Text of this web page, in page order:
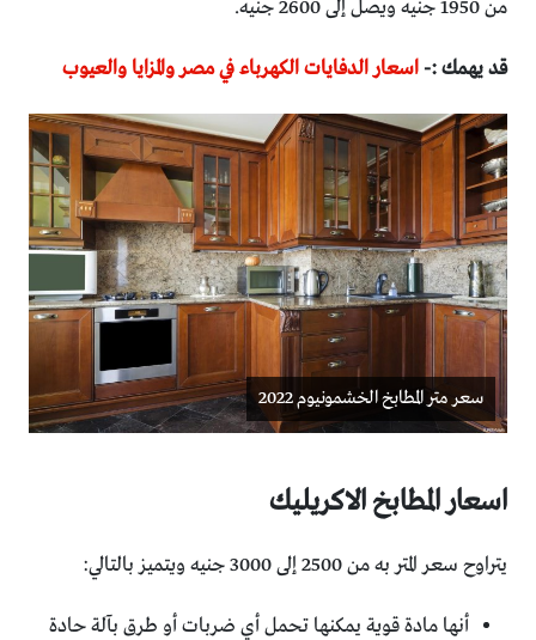
من 1950 جنيه ويصل إلى 2600 جنيه.
قد يهمك :-اسعار الدفايات الكهرباء في مصر والمزايا والعيوب
سعر متر المطابخ الخشمونيوم 2022
اسعار المطابخ الاكريليك
يتراوح سعر المتر به من 2500 إلى 3000 جنيه ويتميز بالتالي:
أنها مادة قوية يمكنها تحمل أي ضربات أو طرق بآلة حادة